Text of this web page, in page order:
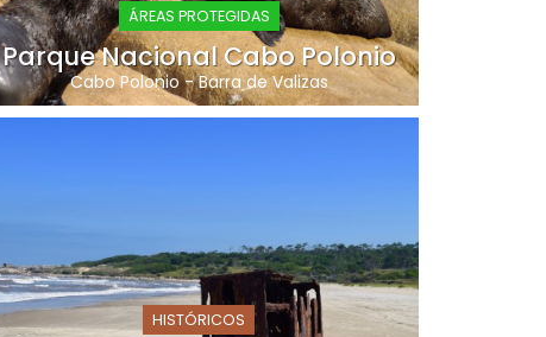
ÁREAS PROTEGIDAS
Parque Nacional Cabo Polonio
Cabo Polonio-Barra de Valizas
HISTÓRICOS